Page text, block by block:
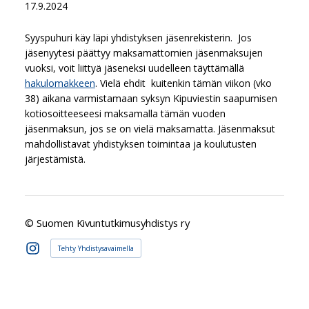
17.9.2024
Syyspuhuri käy läpi yhdistyksen jäsenrekisterin. Jos
jäsenyytesi päättyy maksamattomien jäsenmaksujen
vuoksi, voit liittyä jäseneksi uudelleen täyttämällä
hakulomakkeen. Vielä ehdit kuitenkin tämän viikon (vko
38) aikana varmistamaan syksyn Kipuviestin saapumisen
kotiosoitteeseesi maksamalla tämän vuoden
jäsenmaksun, jos se on vielä maksamatta. Jäsenmaksut
mahdollistavat yhdistyksen toimintaa ja koulutusten
järjestämistä.
© Suomen Kivuntutkimusyhdistys ry
Instagram
Tehty Yhdistysavaimella